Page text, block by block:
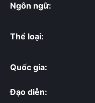
Ngôn ngữ:
Thể loại:
Quốc gia:
Đạo diễn: